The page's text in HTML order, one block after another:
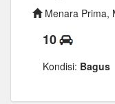
Menara Prima,
10
Kondisi: Bagus